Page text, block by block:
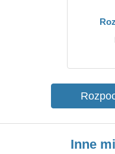
Inne